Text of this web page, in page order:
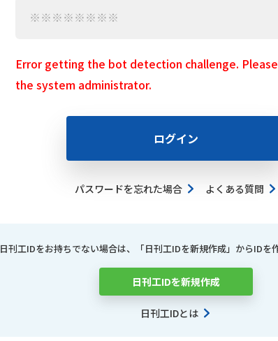
Error getting the bot detection challenge.
the system administrator.
ログイン
パスワードを忘れた場合 よくある質問
日刊工IDをお持ちでない場合は、 「日刊工IDを新規作成」からIDを
日刊工IDを新規作成
日刊工IDとは